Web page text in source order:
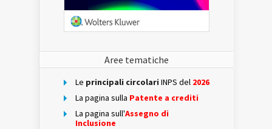
Aree tematiche
Le principali circolari INPS del 2026
La pagina sulla Patente a crediti
La pagina sull'Assegno di
Inclusione